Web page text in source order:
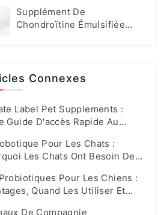
Supplément De
Chondroïtine Émulsifiée
Connexes
Label Pet Supplements :
Guide D'accès Rapide Au
Pour Les Chats :
Les Chats Ont Besoin De
Pour Les Chiens :
Quand Les Utiliser Et
De Compagnie